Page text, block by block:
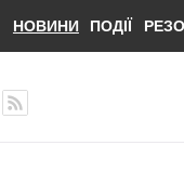
НОВИНИ ПОДІЇ